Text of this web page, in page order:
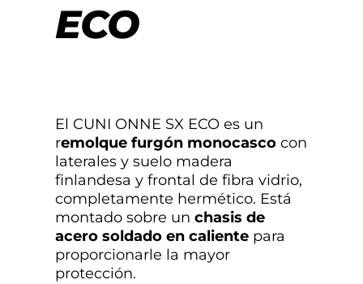
ECO
El CUNI ONNE SX ECO es un
remolque furgón monocasco con
laterales y suelo madera
finlandesa y frontal de fibra vidrio,
completamente hermético. Está
montado sobre un chasis de
acero soldado en caliente para
proporcionarle la mayor
protección.